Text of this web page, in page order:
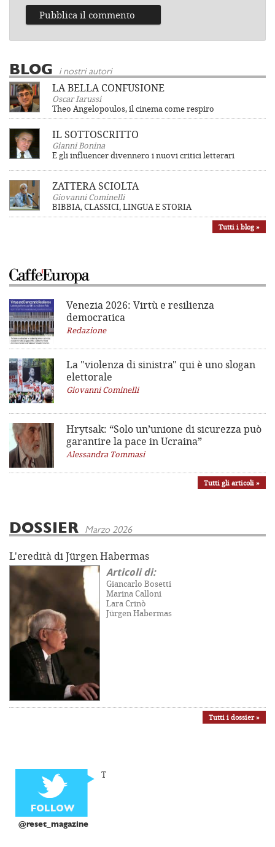
BLOG i nostri autori
LA BELLA CONFUSIONE
Oscar Iarussi
Theo Angelopoulos, il cinema come respiro
IL SOTTOSCRITTO
Gianni Bonina
E gli influencer divennero i nuovi critici letterari
ZATTERA SCIOLTA
Giovanni Cominelli
BIBBIA, CLASSICI, LINGUA E STORIA
Tutti i blog »
Venezia 2026: Virtù e resilienza
democratica
Redazione
La "violenza di sinistra" qui è uno slogan
elettorale
Giovanni Cominelli
Hrytsak: “Solo un’unione di sicurezza può
garantire la pace in Ucraina”
Alessandra Tommasi
Tutti gli articoli »
DOSSIER Marzo 2026
L'eredità di Jürgen Habermas
Articoli di:
Giancarlo Bosetti
Marina Calloni
Lara Crinò
Jürgen Habermas
Tutti i dossier »
@reset_magazine
T